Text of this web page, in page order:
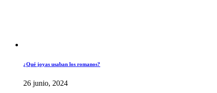
¿Qué joyas usaban los romanos?
26 junio, 2024